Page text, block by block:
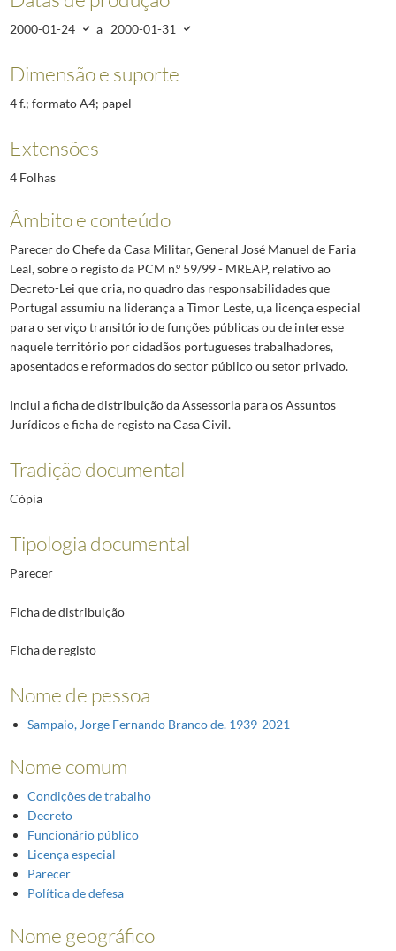
2000-01-24 a 2000-01-31
Dimensão e suporte
4 f.; formato A4; papel
Extensões
4 Folhas
Âmbito e conteúdo
Parecer do Chefe da Casa Militar, General José Manuel de Faria
Leal, sobre o registo da PCM n.º 59/99 - MREAP, relativo ao
Decreto-Lei que cria, no quadro das responsabilidades que
Portugal assumiu na liderança a Timor Leste, u,a licença especial
para o serviço transitório de funções públicas ou de interesse
naquele território por cidadãos portugueses trabalhadores,
aposentados e reformados do sector público ou setor privado.
Inclui a ficha de distribuição da Assessoria para os Assuntos
Jurídicos e ficha de registo na Casa Civil.
Tradição documental
Cópia
Tipologia documental
Parecer
Ficha de distribuição
Ficha de registo
Nome de pessoa
Sampaio, Jorge Fernando Branco de. 1939-2021
Nome comum
Condições de trabalho
Decreto
Funcionário público
Licença especial
Parecer
Política de defesa
Nome geográfico